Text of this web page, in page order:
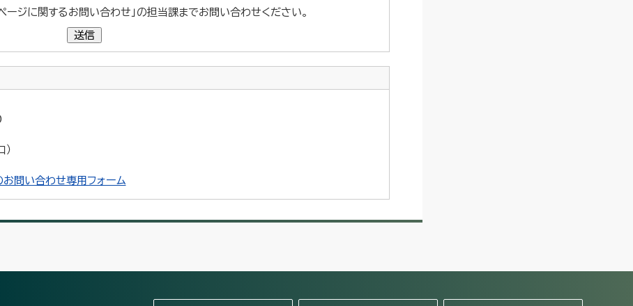
ージに関するお問い合わせ」の担当課までお問い合わせください。
送信
問い合わせ専用フォーム